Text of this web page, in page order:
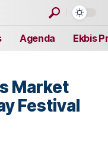
Agenda Ekbis
Market
Festival